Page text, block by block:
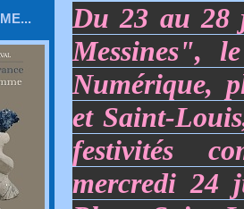
Du 23 au 28
Messines",
Numérique,
et Saint-
festivités
mercredi 24